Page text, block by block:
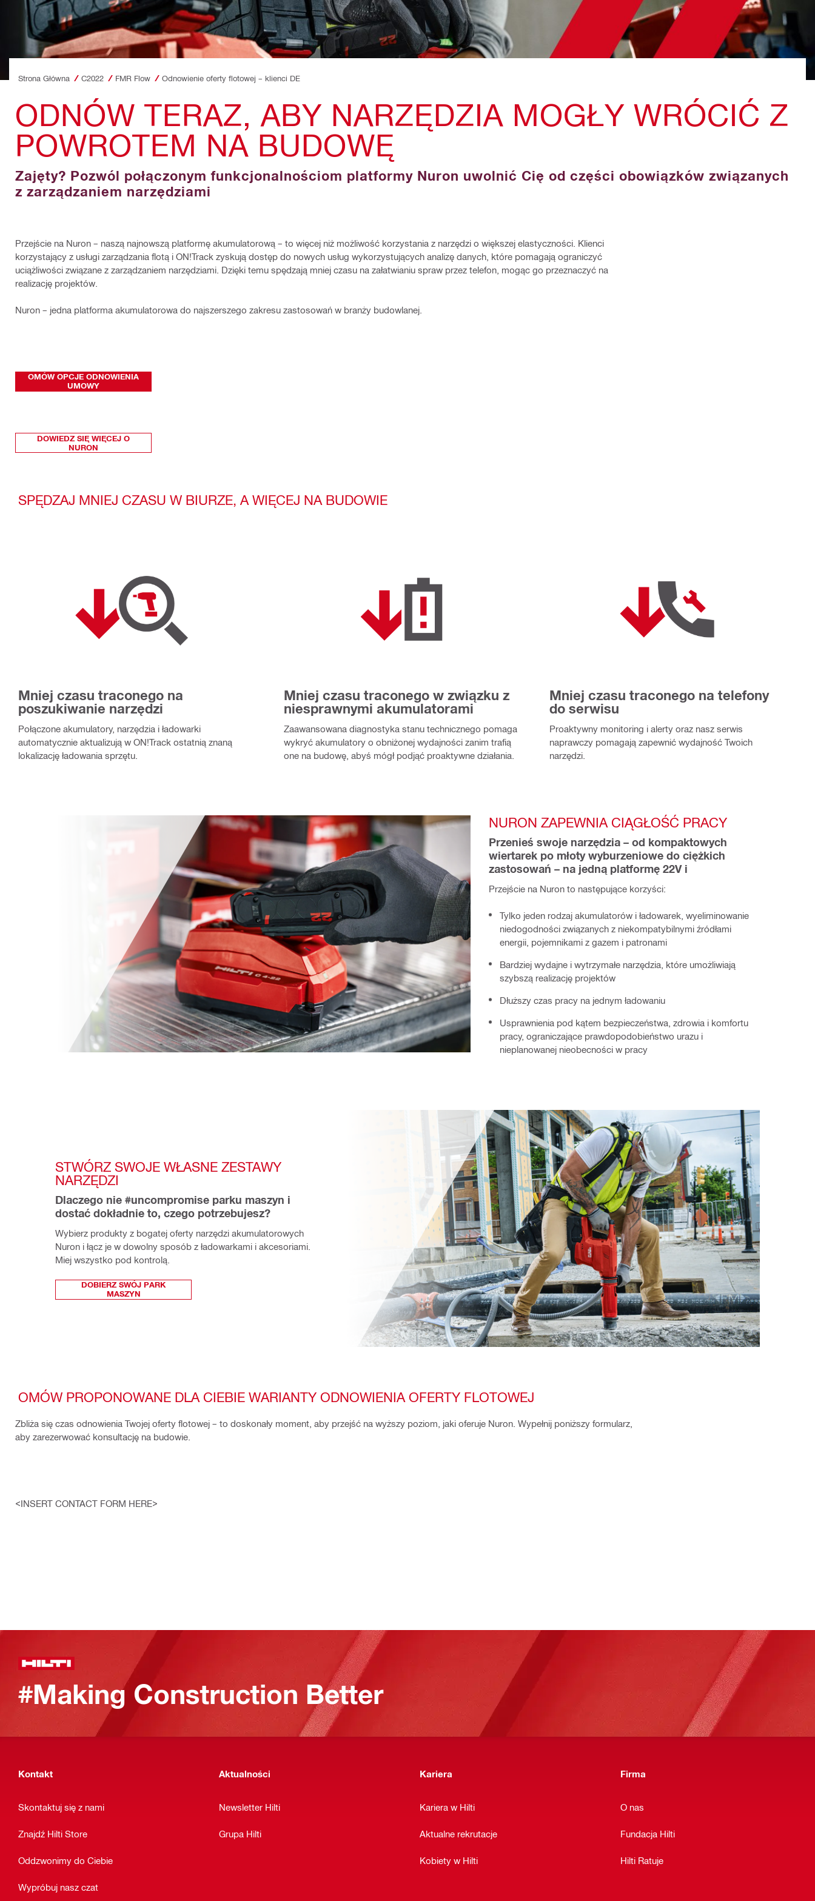
Strona Główna C2022 FMR Flow Odnowienie oferty flotowej – klienci DE
ODNÓW TERAZ, ABY NARZĘDZIA MOGŁY WRÓCIĆ Z
POWROTEM NA BUDOWĘ
Zajęty? Pozwól połączonym funkcjonalnościom platformy Nuron uwolnić Cię od części obowiązków związanych
z zarządzaniem narzędziami
Przejście na Nuron – naszą najnowszą platformę akumulatorową – to więcej niż możliwość korzystania z narzędzi o większej elastyczności. Klienci
korzystający z usługi zarządzania flotą i ON!Track zyskują dostęp do nowych usług wykorzystujących analizę danych, które pomagają ograniczyć
uciążliwości związane z zarządzaniem narzędziami. Dzięki temu spędzają mniej czasu na załatwianiu spraw przez telefon, mogąc go przeznaczyć na
realizację projektów.
Nuron – jedna platforma akumulatorowa do najszerszego zakresu zastosowań w branży budowlanej.
OMÓW OPCJE ODNOWIENIA
UMOWY
DOWIEDZ SIĘ WIĘCEJ O
NURON
SPĘDZAJ MNIEJ CZASU W BIURZE, A WIĘCEJ NA BUDOWIE
Mniej czasu traconego na
poszukiwanie narzędzi
Połączone akumulatory, narzędzia i ładowarki
automatycznie aktualizują w ON!Track ostatnią znaną
lokalizację ładowania sprzętu.
Mniej czasu traconego w związku z
niesprawnymi akumulatorami
Zaawansowana diagnostyka stanu technicznego pomaga
wykryć akumulatory o obniżonej wydajności zanim trafią
one na budowę, abyś mógł podjąć proaktywne działania.
Mniej czasu traconego na telefony
do serwisu
Proaktywny monitoring i alerty oraz nasz serwis
naprawczy pomagają zapewnić wydajność Twoich
narzędzi.
NURON ZAPEWNIA CIĄGŁOŚĆ PRACY
Przenieś swoje narzędzia – od kompaktowych
wiertarek po młoty wyburzeniowe do ciężkich
zastosowań – na jedną platformę 22V i
Przejście na Nuron to następujące korzyści:
Tylko jeden rodzaj akumulatorów i ładowarek, wyeliminowanie
niedogodności związanych z niekompatybilnymi źródłami
energii, pojemnikami z gazem i patronami
Bardziej wydajne i wytrzymałe narzędzia, które umożliwiają
szybszą realizację projektów
Dłuższy czas pracy na jednym ładowaniu
Usprawnienia pod kątem bezpieczeństwa, zdrowia i komfortu
pracy, ograniczające prawdopodobieństwo urazu i
nieplanowanej nieobecności w pracy
STWÓRZ SWOJE WŁASNE ZESTAWY
NARZĘDZI
Dlaczego nie #uncompromise parku maszyn i
dostać dokładnie to, czego potrzebujesz?
Wybierz produkty z bogatej oferty narzędzi akumulatorowych
Nuron i łącz je w dowolny sposób z ładowarkami i akcesoriami.
Miej wszystko pod kontrolą.
DOBIERZ SWÓJ PARK
MASZYN
OMÓW PROPONOWANE DLA CIEBIE WARIANTY ODNOWIENIA OFERTY FLOTOWEJ
Zbliża się czas odnowienia Twojej oferty flotowej – to doskonały moment, aby przejść na wyższy poziom, jaki oferuje Nuron. Wypełnij poniższy formularz,
aby zarezerwować konsultację na budowie.
<INSERT CONTACT FORM HERE>
#Making Construction Better
Kontakt
Skontaktuj się z nami
Znajdź Hilti Store
Oddzwonimy do Ciebie
Wypróbuj nasz czat
Aktualności
Newsletter Hilti
Grupa Hilti
Kariera
Kariera w Hilti
Aktualne rekrutacje
Kobiety w Hilti
Firma
O nas
Fundacja Hilti
Hilti Ratuje